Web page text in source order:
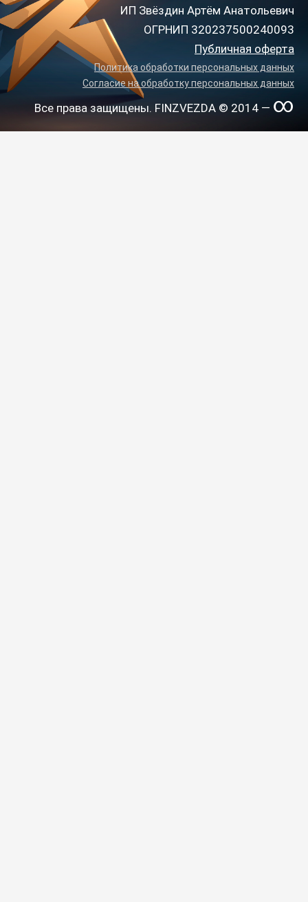
e
o
p
e
m
e
t
s
t
u
b
e
ИП Звёздин Артём Анатольевич
ОГРНИП 320237500240093
Публичная оферта
Политика обработки персональных данных
Согласие на обработку персональных данных
Все права защищены. FINZVEZDA © 2014 — ∞